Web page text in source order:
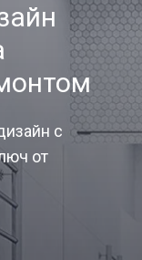
с
от